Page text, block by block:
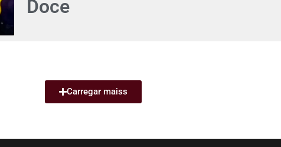
Doce
Carregar maiss